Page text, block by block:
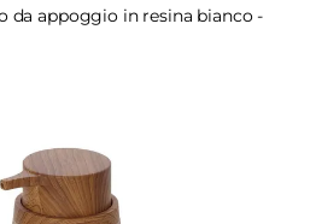
da appoggio in resina bianco -